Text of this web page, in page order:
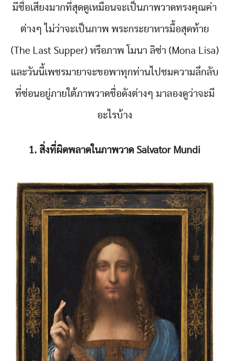
มีชื่อเสียงมากที่สุดดูเหมือนจะเป็นภาพวาดทรงคุณค่า
ต่างๆ ไม่ว่าจะเป็นภาพ พระกระยาหารมื้อสุดท้าย
(The Last Supper) หรือภาพ โมนา ลิซ่า (Mona Lisa)
และวันนี้เพชรมายาจะขอพาทุกท่านไปชมความลึกลับ
ที่ซ่อนอยู่ภายใต้ภาพวาดชื่อดังต่างๆ มาลองดูว่าจะมี
อะไรบ้าง
1. สิ่งที่ผิดพลาดในภาพวาด Salvator Mundi